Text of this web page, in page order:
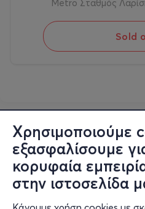
Χρησιμοποιούμε
εξασφαλίσουμε
κορυφαία
στην ιστοσελίδα
Metro Σταθμός
Sold